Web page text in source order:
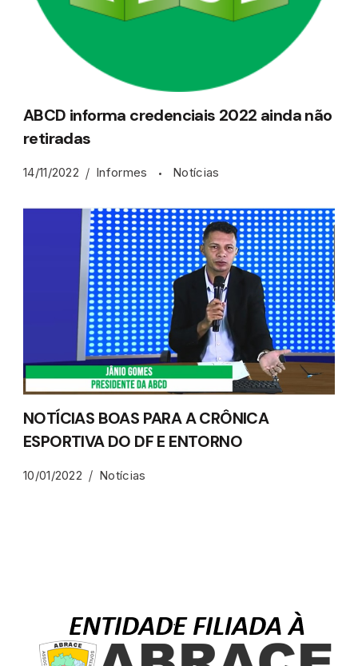
ABCD informa credenciais 2022 ainda não
retiradas
14/11/2022 Informes Notícias
NOTÍCIAS BOAS PARA A CRÔNICA
ESPORTIVA DO DF E ENTORNO
10/01/2022 Notícias